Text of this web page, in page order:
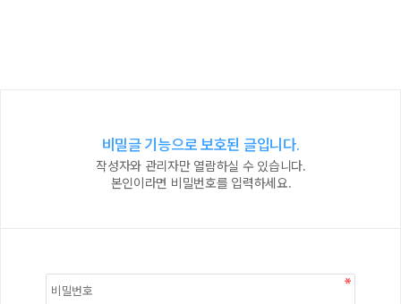
비밀글 기능으로 보호된 글입니다.
작성자와 관리자만 열람하실 수 있습니다.
본인이라면 비밀번호를 입력하세요.